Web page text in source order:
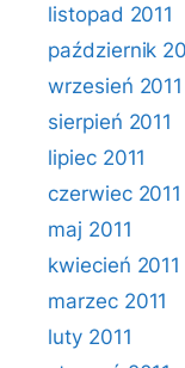
listopad 2011
październik
wrzesień 2011
sierpień 2011
lipiec 2011
czerwiec 2011
maj 2011
kwiecień 2011
marzec 2011
luty 2011